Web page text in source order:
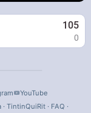
105
0
YouTube
· TintinQuiRit· FAQ ·